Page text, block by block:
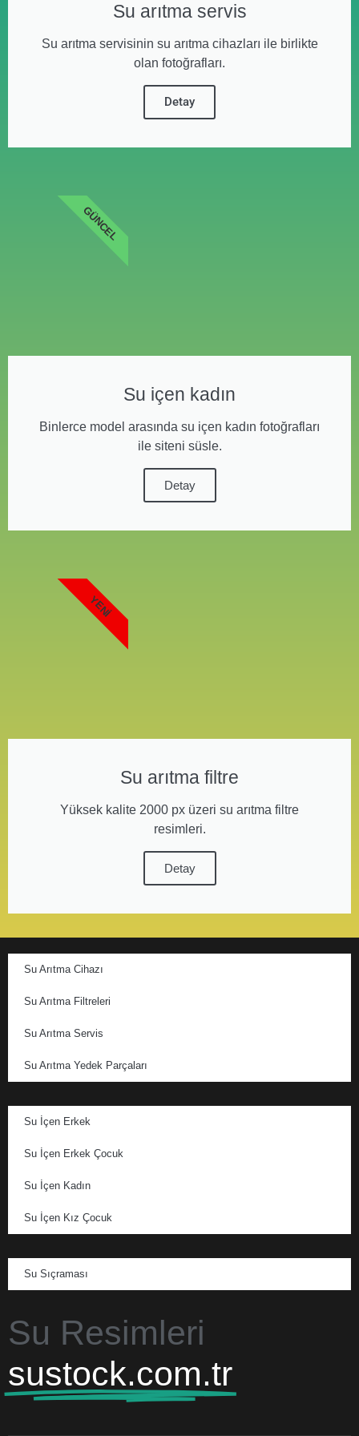
Su arıtma servis
Su arıtma servisinin su arıtma cihazları ile birlikte
olan fotoğrafları.
Detay
Su içen kadın
Binlerce model arasında su içen kadın fotoğrafları
ile siteni süsle.
Detay
GÜNCEL
Su arıtma filtre
Yüksek kalite 2000 px üzeri su arıtma filtre
resimleri.
Detay
YENI
Su Arıtma Cihazı
Su Arıtma Filtreleri
Su Arıtma Servis
Su Arıtma Yedek Parçaları
Su İçen Erkek
Su İçen Erkek Çocuk
Su İçen Kadın
Su İçen Kız Çocuk
Su Sıçraması
Su Resimleri
sustock.com.tr